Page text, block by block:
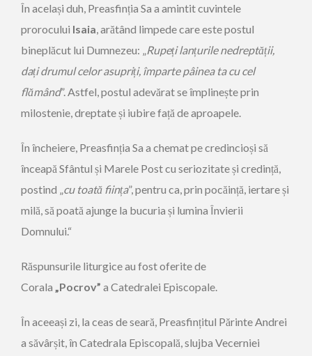
În același duh, Preasfinția Sa a amintit cuvintele
prorocului Isaia, arătând limpede care este postul
bineplăcut lui Dumnezeu: „Rupeți lanțurile nedreptății,
dați drumul celor asupriți, împarte pâinea ta cu cel
flămând”. Astfel, postul adevărat se împlinește prin
milostenie, dreptate și iubire față de aproapele.
În încheiere, Preasfinția Sa a chemat pe credincioși să
înceapă Sfântul și Marele Post cu seriozitate și credință,
postind „cu toată ființa”, pentru ca, prin pocăință, iertare și
milă, să poată ajunge la bucuria și lumina Învierii
Domnului.“
Răspunsurile liturgice au fost oferite de
Corala „Pocrov” a Catedralei Episcopale.
În aceeași zi, la ceas de seară, Preasfințitul Părinte Andrei
a săvârșit, în Catedrala Episcopală, slujba Vecerniei